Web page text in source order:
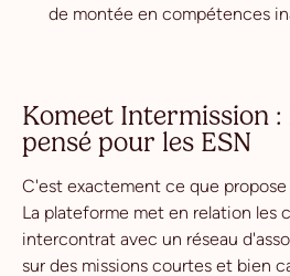
de montée en compétences
Komeet Intermission
pensé pour les ESN
C'est exactement ce que propose
La plateforme met en relation les
intercontrat avec un réseau
sur des missions courtes et bien